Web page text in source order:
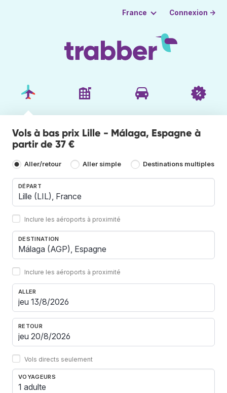
France Connexion →
Vols à bas prix Lille - Málaga, Espagne à
partir de 37 €
Aller/retour Aller simple Destinations multiples
DÉPART
Inclure les aéroports à proximité
DESTINATION
Inclure les aéroports à proximité
ALLER
RETOUR
Vols directs seulement
VOYAGEURS
1 adulte